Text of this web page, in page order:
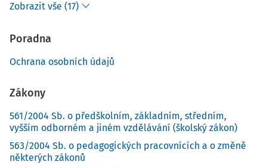
Zobrazit vše (17)
Poradna
Ochrana osobních údajů
Zákony
561/2004 Sb. o předškolním, základním, středním,
vyšším odborném a jiném vzdělávání (školský zákon)
563/2004 Sb. o pedagogických pracovnících a o změně
některých zákonů